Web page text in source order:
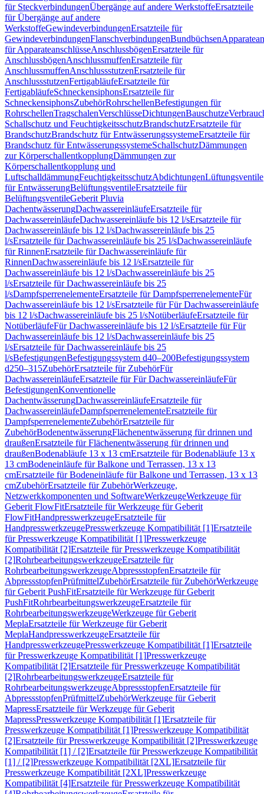
für SteckverbindungenÜbergänge auf andere WerkstoffeErsatzteile
für Übergänge auf andere
WerkstoffeGewindeverbindungenErsatzteile für
GewindeverbindungenFlanschverbindungenBundbüchsen
für ApparateanschlüsseAnschlussbögenErsatzteile für
AnschlussbögenAnschlussmuffenErsatzteile für
AnschlussmuffenAnschlussstutzenErsatzteile für
AnschlussstutzenFertigabläufeErsatzteile für
FertigabläufeSchneckensiphonsErsatzteile für
SchneckensiphonsZubehörRohrschellenBefestigungen für
RohrschellenTragschalenVerschlüsseDichtungenBauschutze
Schallschutz und FeuchtigkeitsschutzBrandschutzErsatzteile für
BrandschutzBrandschutz für EntwässerungssystemeErsatzteile für
Brandschutz für EntwässerungssystemeSchallschutzDämmungen
zur KörperschallentkopplungDämmungen zur
Körperschallentkopplung und
LuftschalldämmungFeuchtigkeitsschutzAbdichtungenLüftungsventile
für EntwässerungBelüftungsventileErsatzteile für
BelüftungsventileGeberit Pluvia
DachentwässerungDachwassereinläufeErsatzteile für
DachwassereinläufeDachwassereinläufe bis 12 l/sErsatzteile für
Dachwassereinläufe bis 12 l/sDachwassereinläufe bis 25
l/sErsatzteile für Dachwassereinläufe bis 25 l/sDachwassereinläufe
für RinnenErsatzteile für Dachwassereinläufe für
RinnenDachwassereinläufe bis 12 l/sErsatzteile für
Dachwassereinläufe bis 12 l/sDachwassereinläufe bis 25
l/sErsatzteile für Dachwassereinläufe bis 25
l/sDampfsperrenelementeErsatzteile für DampfsperrenelementeFür
Dachwassereinläufe bis 12 l/sErsatzteile für Für Dachwassereinläufe
bis 12 l/sDachwassereinläufe bis 25 l/sNotüberläufeErsatzteile für
NotüberläufeFür Dachwassereinläufe bis 12 l/sErsatzteile für Für
Dachwassereinläufe bis 12 l/sDachwassereinläufe bis 25
l/sErsatzteile für Dachwassereinläufe bis 25
l/sBefestigungenBefestigungssystem d40–200Befestigungssystem
d250–315ZubehörErsatzteile für ZubehörFür
DachwassereinläufeErsatzteile für Für DachwassereinläufeFür
BefestigungenKonventionelle
DachentwässerungDachwassereinläufeErsatzteile für
DachwassereinläufeDampfsperrenelementeErsatzteile für
DampfsperrenelementeZubehörErsatzteile für
ZubehörBodenentwässerungFlächenentwässerung für drinnen und
draußenErsatzteile für Flächenentwässerung für drinnen und
draußenBodenabläufe 13 x 13 cmErsatzteile für Bodenabläufe 13 x
13 cmBodeneinläufe für Balkone und Terrassen, 13 x 13
cmErsatzteile für Bodeneinläufe für Balkone und Terrassen, 13 x 13
cmZubehörErsatzteile für ZubehörWerkzeuge,
Netzwerkkomponenten und SoftwareWerkzeugeWerkzeuge für
Geberit FlowFitErsatzteile für Werkzeuge für Geberit
FlowFitHandpresswerkzeugeErsatzteile für
HandpresswerkzeugePresswerkzeuge Kompatibilität [1]Ersatzteile
für Presswerkzeuge Kompatibilität [1]Presswerkzeuge
Kompatibilität [2]Ersatzteile für Presswerkzeuge Kompatibilität
[2]RohrbearbeitungswerkzeugeErsatzteile für
RohrbearbeitungswerkzeugeAbpressstopfenErsatzteile für
AbpressstopfenPrüfmittelZubehörErsatzteile für ZubehörWerkzeuge
für Geberit PushFitErsatzteile für Werkzeuge für Geberit
PushFitRohrbearbeitungswerkzeugeErsatzteile für
RohrbearbeitungswerkzeugeWerkzeuge für Geberit
MeplaErsatzteile für Werkzeuge für Geberit
MeplaHandpresswerkzeugeErsatzteile für
HandpresswerkzeugePresswerkzeuge Kompatibilität [1]Ersatzteile
für Presswerkzeuge Kompatibilität [1]Presswerkzeuge
Kompatibilität [2]Ersatzteile für Presswerkzeuge Kompatibilität
[2]RohrbearbeitungswerkzeugeErsatzteile für
RohrbearbeitungswerkzeugeAbpressstopfenErsatzteile für
AbpressstopfenPrüfmittelZubehörWerkzeuge für Geberit
MapressErsatzteile für Werkzeuge für Geberit
MapressPresswerkzeuge Kompatibilität [1]Ersatzteile für
Presswerkzeuge Kompatibilität [1]Presswerkzeuge Kompatibilität
[2]Ersatzteile für Presswerkzeuge Kompatibilität [2]Presswerkzeuge
Kompatibilität [1] / [2]Ersatzteile für Presswerkzeuge Kompatibilität
[1] / [2]Presswerkzeuge Kompatibilität [2XL]Ersatzteile für
Presswerkzeuge Kompatibilität [2XL]Presswerkzeuge
Kompatibilität [4]Ersatzteile für Presswerkzeuge Kompatibilität